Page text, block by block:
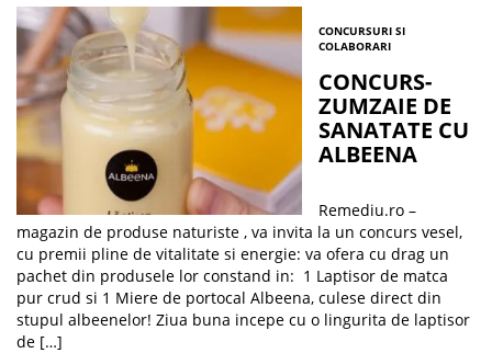
CONCURSURI SI
COLABORARI
CONCURS-
ZUMZAIE DE
SANATATE CU
ALBEENA
Remediu.ro –
magazin de produse naturiste , va invita la un concurs vesel,
cu premii pline de vitalitate si energie: va ofera cu drag un
pachet din produsele lor constand in: 1 Laptisor de matca
pur crud si 1 Miere de portocal Albeena, culese direct din
stupul albeenelor! Ziua buna incepe cu o lingurita de laptisor
de […]